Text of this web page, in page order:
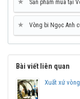
Liên hệ với
bi SKF 3304 A
★ Sản phẩm mua tại
★ Vòng bi Ngọc Anh
Bài viết liên quan
Xuất xứ